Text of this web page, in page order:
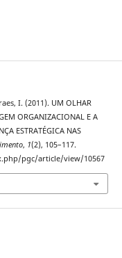
I. (2011). UM OLHAR
ORGANIZACIONAL E A
ESTRATÉGICA NAS
, 1(2), 105–117.
pgc/article/view/10567